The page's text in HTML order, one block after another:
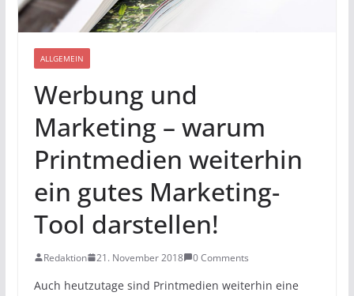
ALLGEMEIN
Werbung und
Marketing – warum
Printmedien weiterhin
ein gutes Marketing-
Tool darstellen!
Redaktion 21. November 2018 0 Comments
Auch heutzutage sind Printmedien weiterhin eine